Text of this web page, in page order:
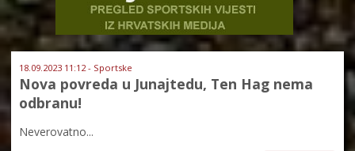
18.09.2023 11:12 - Sportske
Nova povreda u Junajtedu, Ten Hag nema
odbranu!
Neverovatno...